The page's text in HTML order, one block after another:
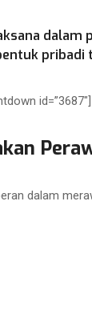
dalam
id=”3687″]
dalam